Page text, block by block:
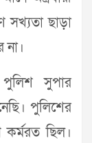
সখ্যতা ছাড়া
না।
পুলিশ সুপার
পুলিশের
ছিল।